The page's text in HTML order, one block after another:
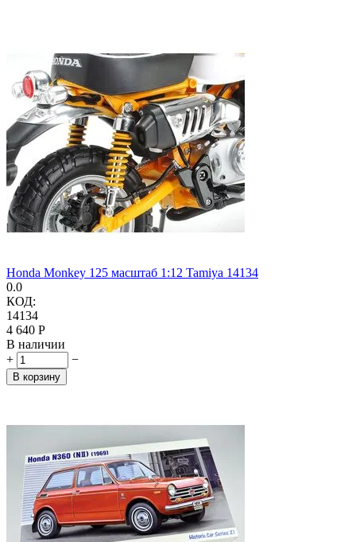
Honda Monkey 125 масштаб 1:12 Tamiya 14134
0.0
КОД:
14134
4 640 Р
В наличии
+
−
В корзину